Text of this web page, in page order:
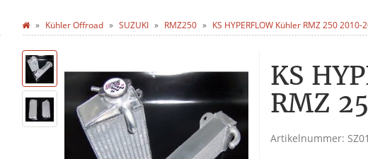
Kühler Offroad SUZUKI RMZ250 KS HYPERFLOW Kühler RMZ 250 2010-
KS
RMZ
Artikelnummer: